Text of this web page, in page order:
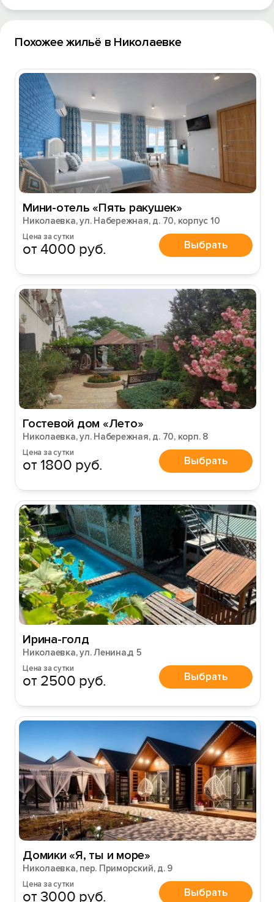
Похожее жильё в Николаевке
Мини-отель «Пять ракушек»
Николаевка, ул. Набережная, д. 70, корпус 10
Цена за сутки
от 4000 руб. Выбрать
Гостевой дом «Лето»
Николаевка, ул. Набережная, д. 70, корп. 8
Цена за сутки
от 1800 руб. Выбрать
Ирина-голд
Николаевка, ул. Ленина,д 5
Цена за сутки
от 2500 руб. Выбрать
Домики «Я, ты и море»
Николаевка, пер. Приморский, д. 9
Цена за сутки
от 3000 руб. Выбрать